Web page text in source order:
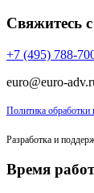
Свяжитесь
+7 (495) 788-
euro@euro-
Политика обработки
Разработка и
Время